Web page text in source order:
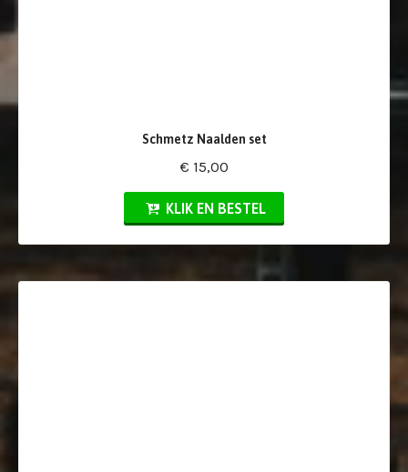
Schmetz Naalden set
€ 15,00
KLIK EN BESTEL